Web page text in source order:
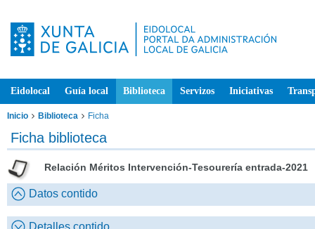
Eidolocal Guía local Biblioteca Servizos Iniciativas
Inicio Biblioteca Ficha
Ficha biblioteca
Relación Méritos Intervención-Tesourería entrada-2021
Datos contido
Detalles contido